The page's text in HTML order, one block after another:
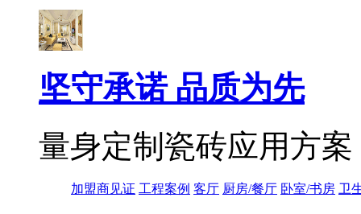
坚守承诺 品质为先
量身定制瓷砖应用方
加盟商见证 工程案例 客厅 厨房/餐厅 卧室/书房 卫